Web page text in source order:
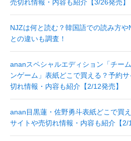
売切れ情報・内容も紹介【3/26発売】
NJZは何と読む？韓国語での読み方や
との違いも調査！
ananスペシャルエディション「チー
ンゲーム」表紙どこで買える？予約
切れ情報・内容も紹介【2/12発売】
anan目黒蓮・佐野勇斗表紙どこで買
サイトや売切れ情報・内容も紹介【2/